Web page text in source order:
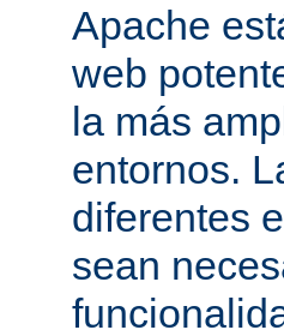
Apache
web
la más
entornos.
diferentes
sean